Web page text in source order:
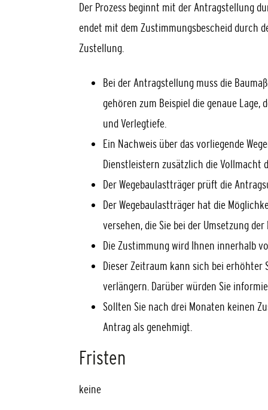
Der Prozess beginnt mit der Antragstellung
endet mit dem Zustimmungsbescheid durch
Zustellung.
Bei der Antragstellung muss die
gehören zum Beispiel die genaue Lage,
und Verlegtiefe.
Ein Nachweis über das vorliegende
Dienstleistern zusätzlich die Vollmacht
Der Wegebaulastträger prüft die
Der Wegebaulastträger hat die
versehen, die Sie bei der Umsetzung
Die Zustimmung wird Ihnen innerhalb
Dieser Zeitraum kann sich bei erhöhter
verlängern. Darüber würden Sie
Sollten Sie nach drei Monaten keinen
Antrag als genehmigt.
Fristen
keine